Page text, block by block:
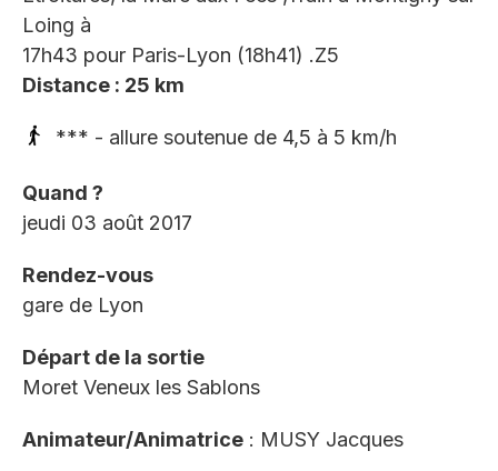
Loing à
17h43 pour Paris-Lyon (18h41) .Z5
Distance : 25 km
*** - allure soutenue de 4,5 à 5 km/h
Quand ?
jeudi 03 août 2017
Rendez-vous
gare de Lyon
Départ de la sortie
Moret Veneux les Sablons
Animateur/Animatrice : MUSY Jacques